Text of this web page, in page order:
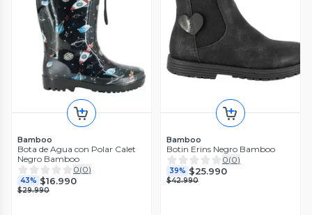
Bamboo
Bota de Agua con Polar Calet
Negro Bamboo
0(0)
43% $16.990
$29.990
Bamboo
Botin Erins Negro Bamboo
0(0)
39% $25.990
$42.990